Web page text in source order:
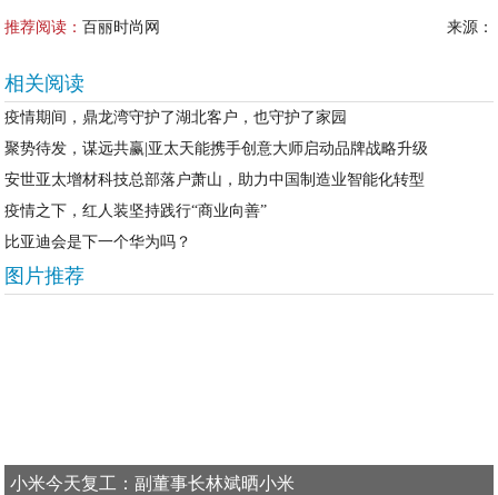
推荐阅读：百丽时尚网 来源：
相关阅读
疫情期间，鼎龙湾守护了湖北客户，也守护了家园
聚势待发，谋远共赢|亚太天能携手创意大师启动品牌战略升级
安世亚太增材科技总部落户萧山，助力中国制造业智能化转型
疫情之下，红人装坚持践行“商业向善”
比亚迪会是下一个华为吗？
图片推荐
小米今天复工：副董事长林斌晒小米